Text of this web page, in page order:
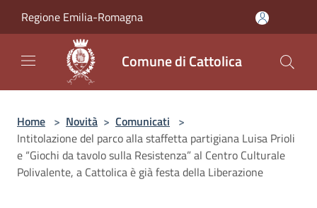
Regione Emilia-Romagna
Comune di Cattolica
Home > Novità > Comunicati >
Intitolazione del parco alla staffetta partigiana Luisa Prioli
e “Giochi da tavolo sulla Resistenza” al Centro Culturale
Polivalente, a Cattolica è già festa della Liberazione